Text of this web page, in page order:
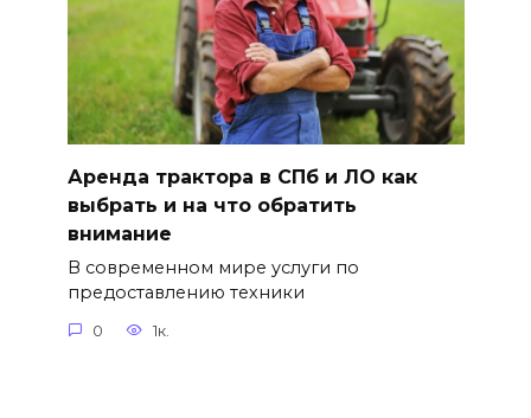
Аренда трактора в СПб и ЛО как
выбрать и на что обратить
внимание
В современном мире услуги по
предоставлению техники
0 1к.